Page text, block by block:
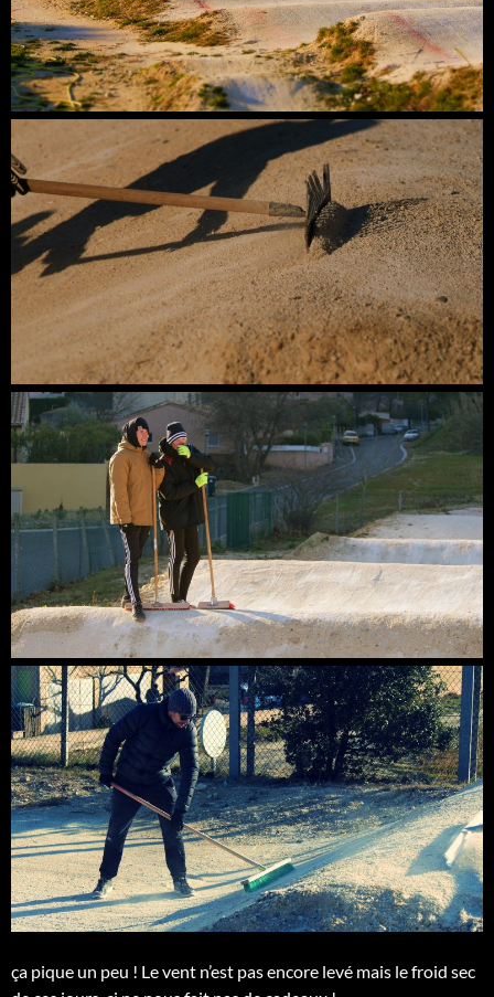
ça pique un peu ! Le vent n’est pas encore levé mais le froid sec